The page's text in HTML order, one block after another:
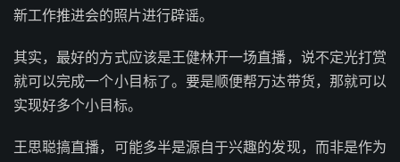
新工作推进会的照片进行辟谣。
其实，最好的方式应该是王健林开一场直播，说不定光打赏
就可以完成一个小目标了。要是顺便帮万达带货，那就可以
实现好多个小目标。
王思聪搞直播，可能多半是源自于兴趣的发现，而非是作为